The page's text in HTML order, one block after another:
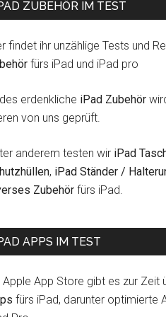
ZUBEHÖR IM TEST
findet ihr unzählige Tests und
fürs iPad und iPad pro
erdenkliche iPad Zubehör
von uns geprüft.
anderem testen wir iPad
, iPad Ständer /
Zubehör fürs iPad.
APPS IM TEST
Apple App Store gibt es zur Zeit
fürs iPad, darunter optimierte